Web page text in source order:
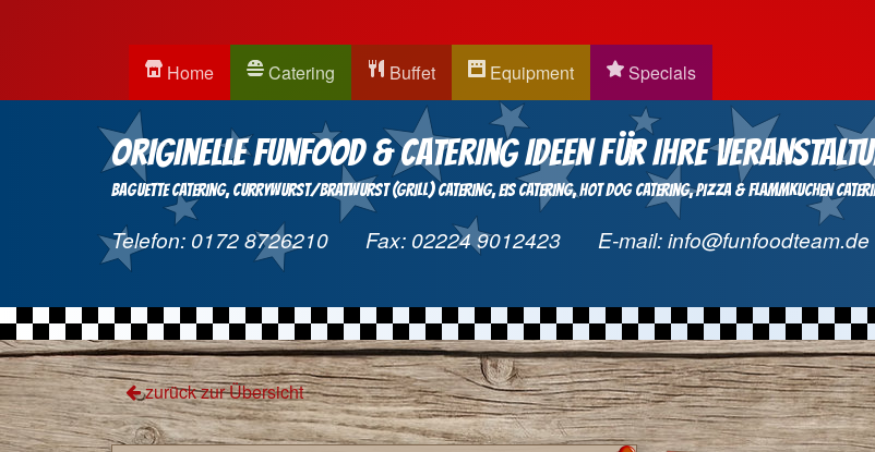
Home Catering Buffet Equipment Specials
Originelle Funfood & Catering Ideen für Ihre
Baguette Catering Currywurst/Bratwurst (Grill) Catering Eis Catering Hot Dog Catering Pizza & Flammkuchen
Telefon: 0172 8726210 Fax: 02224 9012423 E-mail:info@funfoodteam.de
zurück zur Übersicht